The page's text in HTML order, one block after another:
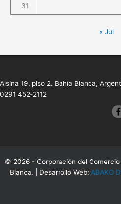
31
« Jul
Alsina 19, piso 2. Bahía Blanca,
0291 452-2112
© 2026 - Corporación del
Blanca. | Desarrollo Web: ABAKO